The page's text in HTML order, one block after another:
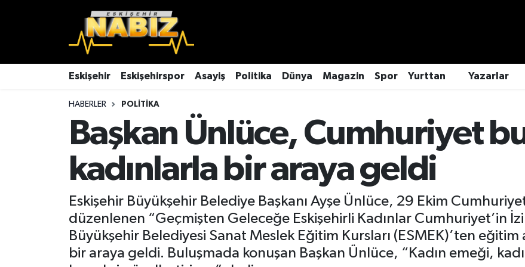
Eskişehir Eskişehirspor Asayiş Politika Dünya Magazin Spor Yurttan Yazarlar
HABERLER POLITIKA
Başkan Ünlüce, Cumhuriyet
kadınlarla bir araya geldi
Eskişehir Büyükşehir Belediye Başkanı Ayşe Ünlüce, 29 Ekim
düzenlenen “Geçmişten Geleceğe Eskişehirli Kadınlar Cumhuriyet’in
Büyükşehir Belediyesi Sanat Meslek Eğitim Kursları (ESMEK)’ten eğitim
bir araya geldi. Buluşmada konuşan Başkan Ünlüce, “Kadın emeği,
Eskişehir
Eskişehir Hava Durumu
Eskişehir Trafik Yoğunluk Haritası
TFF 3.Lig 4.Grup Puan Durumu ve Fikstür
Tüm Manşetler
Son Dakika Haberleri
Haber Arşivi